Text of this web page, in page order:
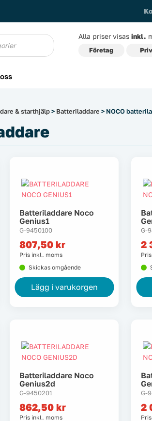
Alla priser visas inkl.
Företag
& starthjälp> Batteriladdare > NOCO
Batteriladdare Noco
Genius1
G-9450100
807,50 kr
Pris inkl. moms
Skickas omgående
Lägg i varukorgen
G-
2
Batteriladdare Noco
Genius2d
G-9450201
862,50 kr
Pris inkl. moms
G-
2